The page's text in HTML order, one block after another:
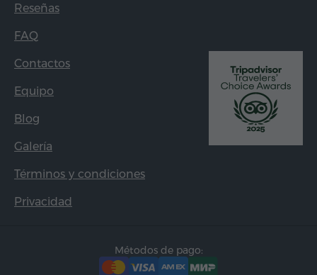
Reseñas
FAQ
Contactos
Equipo
Blog
Galería
Términos y condiciones
Privacidad
Métodos de pago: